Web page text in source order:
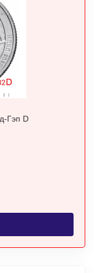
США 25 центов 2016 Парк Камберленд-Гэп D